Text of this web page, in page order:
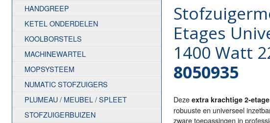
HANDGREEP
KETEL ONDERDELEN
KOOLBORSTELS
MACHINEWARTEL
MOPSYSTEEM
NUMATIC STOFZUIGERS
PLUMEAU / MEUBEL / SPLEET
STOFZUIGERBUIZEN
Etages
1400 Watt
8050935
Deze extra krachtige 2-
robuuste en universeel
zware toepassingen in